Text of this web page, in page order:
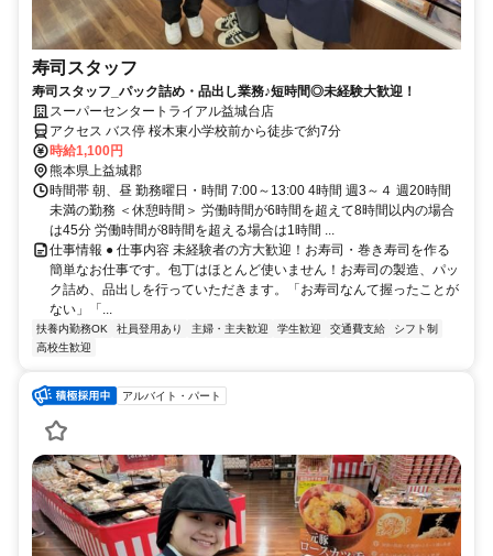
寿司スタッフ
寿司スタッフ_パック詰め・品出し業務♪短時間◎未経験大歓迎！
スーパーセンタートライアル益城台店
アクセス バス停 桜木東小学校前から徒歩で約7分
時給1,100円
熊本県上益城郡
時間帯 朝、昼 勤務曜日・時間 7:00～13:00 4時間 週3～４ 週20時間
未満の勤務 ＜休憩時間＞ 労働時間が6時間を超えて8時間以内の場合
は45分 労働時間が8時間を超える場合は1時間 ...
仕事情報 ● 仕事内容 未経験者の方大歓迎！お寿司・巻き寿司を作る
簡単なお仕事です。包丁はほとんど使いません！お寿司の製造、パッ
ク詰め、品出しを行っていただきます。「お寿司なんて握ったことが
ない」「...
扶養内勤務OK 社員登用あり 主婦・主夫歓迎 学生歓迎 交通費支給
シフト制
高校生歓迎
アルバイト・パート